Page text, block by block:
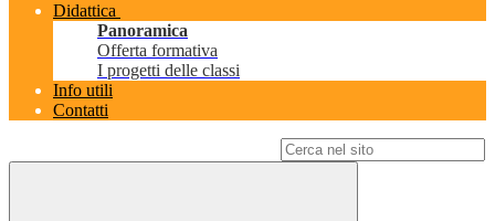
Didattica
Panoramica
Offerta formativa
I progetti delle classi
Info utili
Contatti